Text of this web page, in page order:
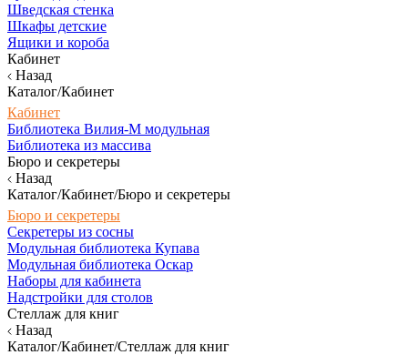
Шведская стенка
Шкафы детские
Ящики и короба
Кабинет
Назад
Каталог/Кабинет
Кабинет
Библиотека Вилия-М модульная
Библиотека из массива
Бюро и секретеры
Назад
Каталог/Кабинет/Бюро и секретеры
Бюро и секретеры
Секретеры из сосны
Модульная библиотека Купава
Модульная библиотека Оскар
Наборы для кабинета
Надстройки для столов
Стеллаж для книг
Назад
Каталог/Кабинет/Стеллаж для книг